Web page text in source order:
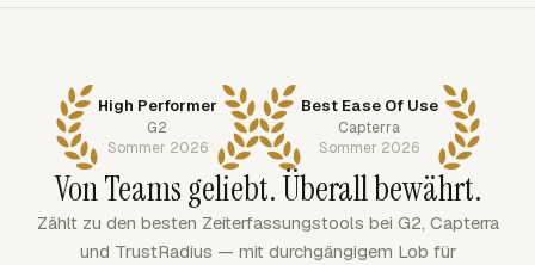
High Performer
G2
Sommer 2026
Best Ease Of Use
Capterra
Sommer 2026
Von Teams geliebt. Überall bewährt.
Zählt zu den besten Zeiterfassungstools bei G2, Capterra
und TrustRadius — mit durchgängigem Lob für